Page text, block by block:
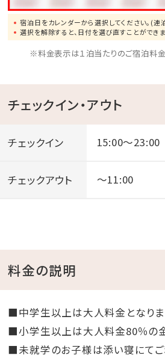
宿泊日をカレンダーから選択してください。(連
選択を解除すると、日付を選び直すことができま
※料金表示は１泊当たりのご宿泊料金
チェックイン・アウト
チェックイン 15:00～23:00
チェックアウト ～11:00
料金の説明
■中学生以上は大人料金となりま
■小学生以上は大人料金80％の金
■未就学のお子様は添い寝にてご